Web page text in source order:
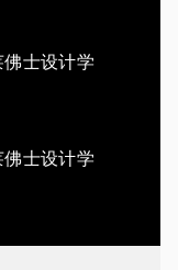
士设计学
士设计学